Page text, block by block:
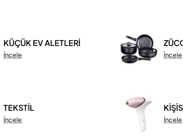
KÜÇÜK EV ALETLERİ
İncele İncele
TEKSTİL
İncele İncele